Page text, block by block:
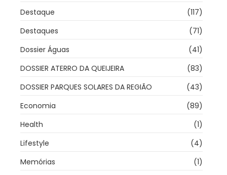
Destaque
(117)
Destaques
(71)
Dossier Águas
(41)
DOSSIER ATERRO DA QUEIJEIRA
(83)
DOSSIER PARQUES SOLARES DA REGIÃO
(43)
Economia
(89)
Health
(1)
Lifestyle
(4)
Memórias
(1)